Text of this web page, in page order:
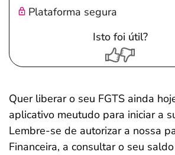
Plataforma segura
Isto foi útil?
Quer liberar o seu FGTS ainda
aplicativo meutudo para iniciar a
Lembre-se de autorizar a nossa
Financeira, a consultar o seu